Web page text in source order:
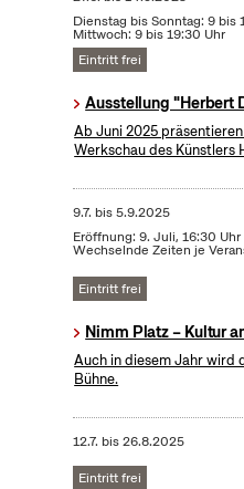
Dienstag bis Sonntag: 9 bis
Mittwoch: 9 bis 19:30 Uhr
Eintritt frei
Ausstellung "Herbert
Ab Juni 2025
Werkschau des Künstlers
9.7. bis5.9.2025
Eröffnung: 9. Juli, 16:30 Uhr
Wechselnde Zeiten je
Eintritt frei
Nimm Platz – Kultur
Auch in diesem Jahr wird
Bühne.
12.7. bis26.8.2025
Eintritt frei